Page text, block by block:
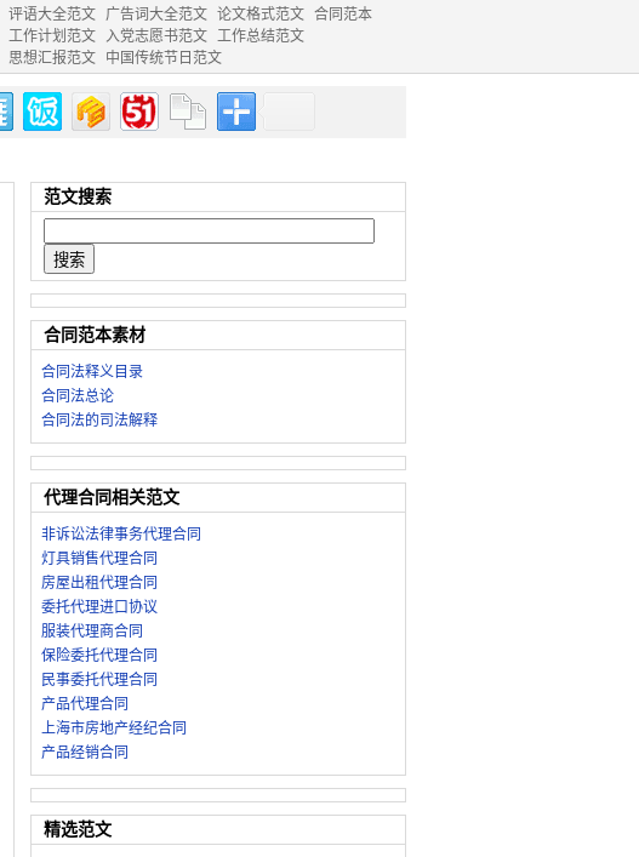
评语大全范文 广告词大全范文 论文格式范文 合同范本
工作计划范文 入党志愿书范文 工作总结范文
思想汇报范文 中国传统节日范文
范文搜索
合同范本素材
合同法释义目录
合同法总论
合同法的司法解释
代理合同相关范文
非诉讼法律事务代理合同
灯具销售代理合同
房屋出租代理合同
委托代理进口协议
服装代理商合同
保险委托代理合同
民事委托代理合同
产品代理合同
上海市房地产经纪合同
产品经销合同
精选范文